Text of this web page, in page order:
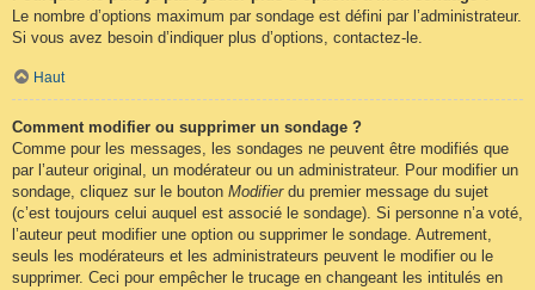
Le nombre d’options maximum par sondage est défini par l’administrateur.
Si vous avez besoin d’indiquer plus d’options, contactez-le.
Haut
Comment modifier ou supprimer un sondage ?
Comme pour les messages, les sondages ne peuvent être modifiés que
par l’auteur original, un modérateur ou un administrateur. Pour modifier un
sondage, cliquez sur le bouton Modifierdu premier message du sujet
(c’est toujours celui auquel est associé le sondage). Si personne n’a voté,
l’auteur peut modifier une option ou supprimer le sondage. Autrement,
seuls les modérateurs et les administrateurs peuvent le modifier ou le
supprimer. Ceci pour empêcher le trucage en changeant les intitulés en